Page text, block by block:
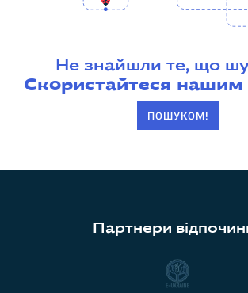
Не знайшли те, що
Скористайтеся нашим
ПОШУКОМ!
Партнери